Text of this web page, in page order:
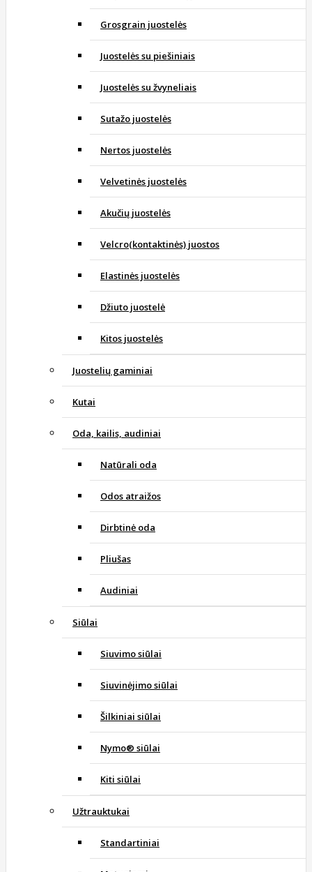
Grosgrain juostelės
Juostelės su piešiniais
Juostelės su žvyneliais
Sutažo juostelės
Nertos juostelės
Velvetinės juostelės
Akučių juostelės
Velcro(kontaktinės) juostos
Elastinės juostelės
Džiuto juostelė
Kitos juostelės
Juostelių gaminiai
Kutai
Oda, kailis, audiniai
Natūrali oda
Odos atraižos
Dirbtinė oda
Pliušas
Audiniai
Siūlai
Siuvimo siūlai
Siuvinėjimo siūlai
Šilkiniai siūlai
Nymo® siūlai
Kiti siūlai
Užtrauktukai
Standartiniai